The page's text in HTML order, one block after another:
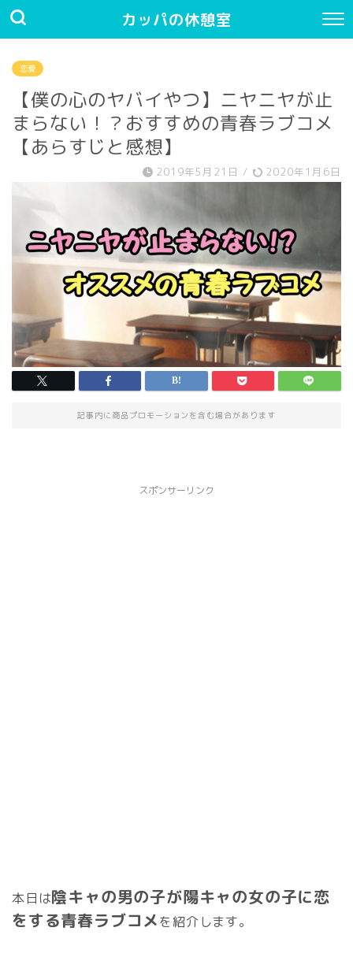
カッパの休憩室
恋愛
【僕の心のヤバイやつ】ニヤニヤが止
まらない！？おすすめの青春ラブコメ
【あらすじと感想】
2019年5月21日 / 2020年1月6日
記事内に商品プロモーションを含む場合があります
スポンサーリンク
本日は陰キャの男の子が陽キャの女の子に恋
をする青春ラブコメを紹介します。